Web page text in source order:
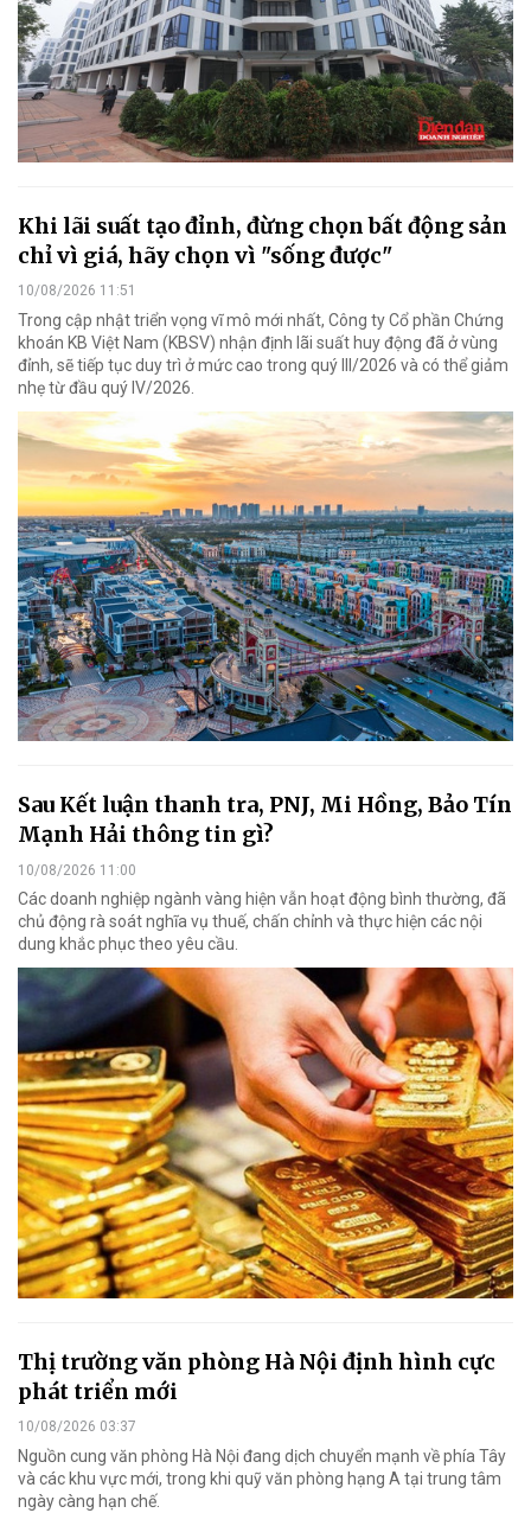
Khi lãi suất tạo đỉnh, đừng chọn bất động sản
chỉ vì giá, hãy chọn vì "sống được"
10/08/2026 11:51
Trong cập nhật triển vọng vĩ mô mới nhất, Công ty Cổ phần Chứng
khoán KB Việt Nam (KBSV) nhận định lãi suất huy động đã ở vùng
đỉnh, sẽ tiếp tục duy trì ở mức cao trong quý III/2026 và có thể giảm
nhẹ từ đầu quý IV/2026.
Sau Kết luận thanh tra, PNJ, Mi Hồng, Bảo Tín
Mạnh Hải thông tin gì?
10/08/2026 11:00
Các doanh nghiệp ngành vàng hiện vẫn hoạt động bình thường, đã
chủ động rà soát nghĩa vụ thuế, chấn chỉnh và thực hiện các nội
dung khắc phục theo yêu cầu.
Thị trường văn phòng Hà Nội định hình cực
phát triển mới
10/08/2026 03:37
Nguồn cung văn phòng Hà Nội đang dịch chuyển mạnh về phía Tây
và các khu vực mới, trong khi quỹ văn phòng hạng A tại trung tâm
ngày càng hạn chế.